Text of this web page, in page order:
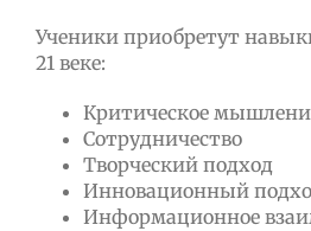
Ученики приобретут
21 веке:
Критическое
Сотрудничество
Творческий подход
Инновационный
Информационное